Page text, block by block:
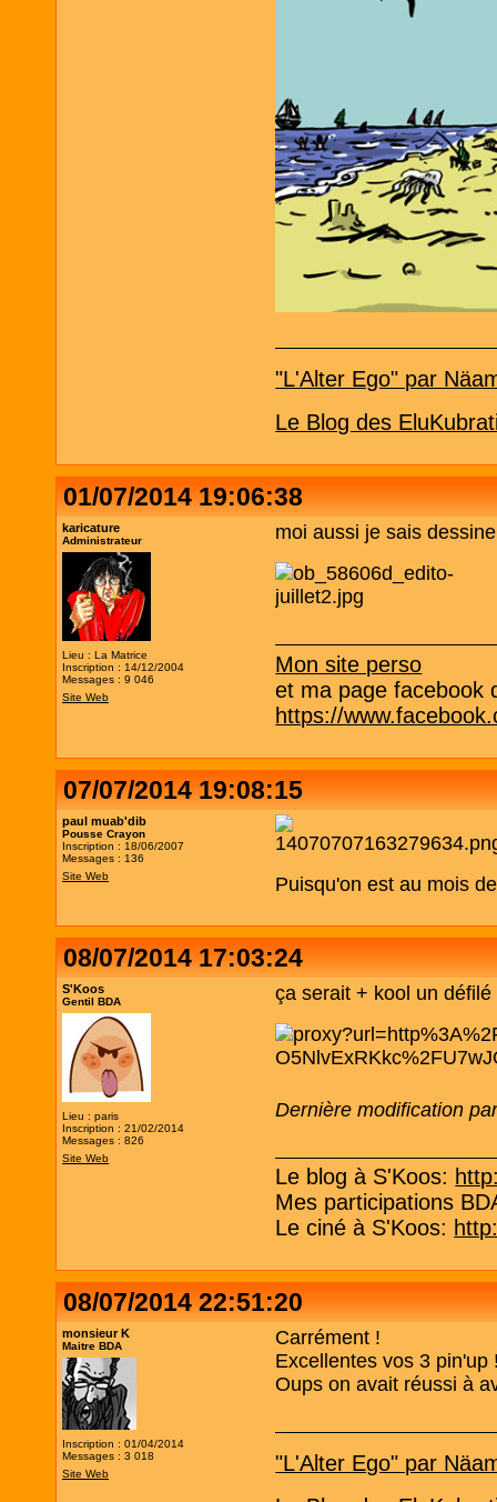
"L'Alter Ego" par
Le Blog des
01/07/2014 19:06:38
karicature
Administrateur
Lieu : La Matrice
Inscription : 14/12/2004
Messages : 9 046
Site Web
moi aussi je sais
Mon site perso
et ma page facebook
https://
07/07/2014 19:08:15
paul muab'dib
Pousse Crayon
Inscription : 18/06/2007
Messages : 136
Site Web
Puisqu'on est au mois
08/07/2014 17:03:24
S'Koos
Gentil BDA
Lieu : paris
Inscription : 21/02/2014
Messages : 826
Site Web
ça serait + kool un
Dernière modification
Le blog à S'Koos:
Mes participations
Le ciné à S'Koos:
08/07/2014 22:51:20
monsieur K
Maitre BDA
Inscription : 01/04/2014
Messages : 3 018
Site Web
Carrément !
Excellentes vos 3 pin'up
Oups on avait réussi à
"L'Alter Ego" par